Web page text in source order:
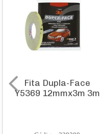
Fita Dupla-Face
Y5369 12mmx3m 3m